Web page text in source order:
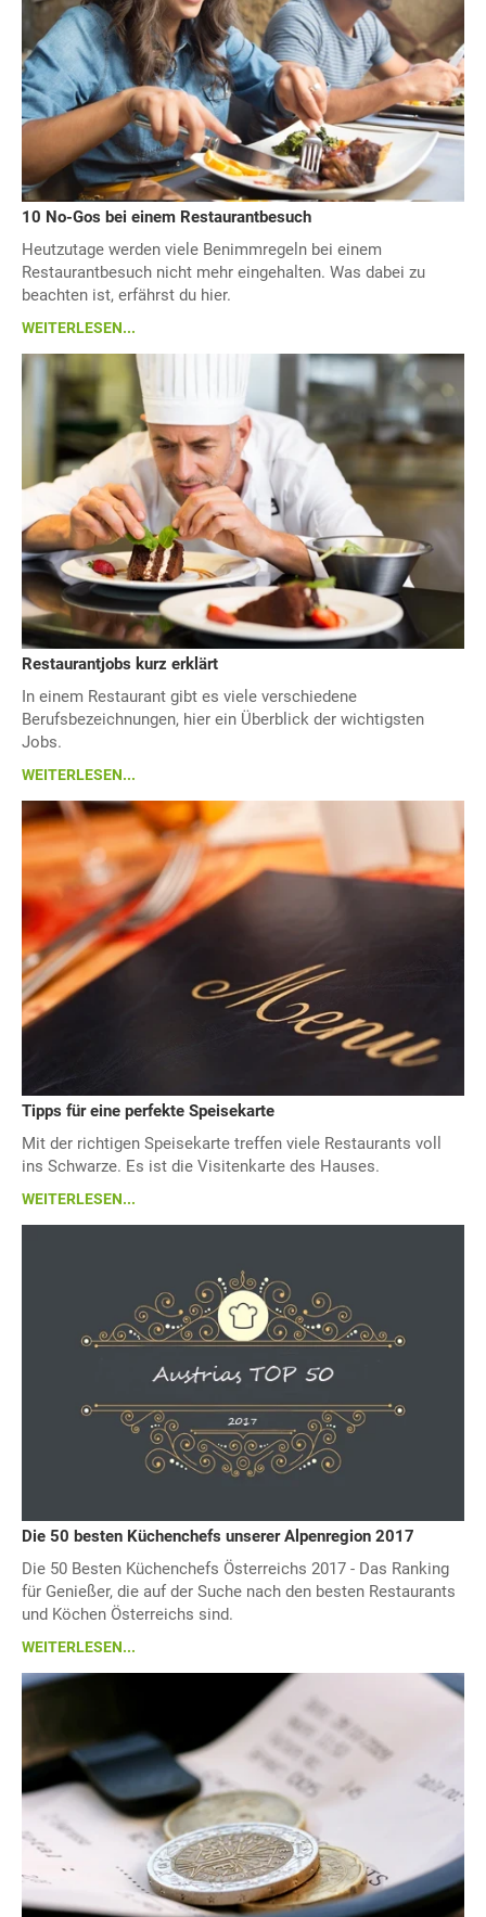
10 No-Gos bei einem Restaurantbesuch
Heutzutage werden viele Benimmregeln bei einem
Restaurantbesuch nicht mehr eingehalten. Was dabei zu
beachten ist, erfährst du hier.
WEITERLESEN...
Restaurantjobs kurz erklärt
In einem Restaurant gibt es viele verschiedene
Berufsbezeichnungen, hier ein Überblick der wichtigsten
Jobs.
WEITERLESEN...
Tipps für eine perfekte Speisekarte
Mit der richtigen Speisekarte treffen viele Restaurants voll
ins Schwarze. Es ist die Visitenkarte des Hauses.
WEITERLESEN...
Die 50 besten Küchenchefs unserer Alpenregion 2017
Die 50 Besten Küchenchefs Österreichs 2017 - Das Ranking
für Genießer, die auf der Suche nach den besten Restaurants
und Köchen Österreichs sind.
WEITERLESEN...